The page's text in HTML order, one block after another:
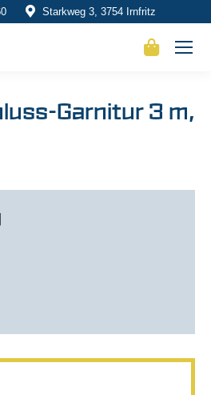
Starkweg 3, 3754 Irnfritz
Garnitur 3 m,